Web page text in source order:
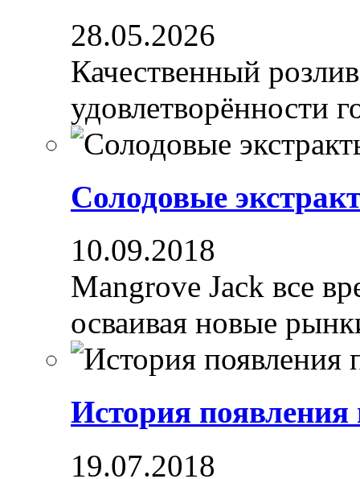
28.05.2026
Качественный
удовлетворённости
Солодовые
10.09.2018
Mangrove Jack все
осваивая новые
История появления
19.07.2018